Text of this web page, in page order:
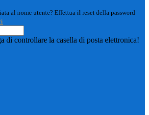
al nome utente? Effettua il reset della password
di controllare la casella di posta elettronica!